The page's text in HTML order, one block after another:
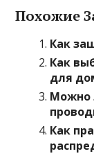
Похожие
Как
Как
для
Можно
Как